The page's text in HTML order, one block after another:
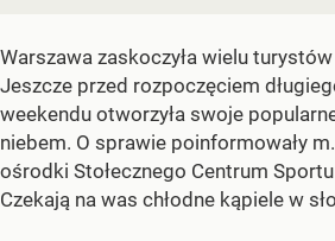
Warszawa zaskoczyła wielu
Jeszcze przed rozpoczęciem
weekendu otworzyła swoje
niebem. O sprawie poinformowały
ośrodki Stołecznego Centrum
Czekają na was chłodne kąpiele w